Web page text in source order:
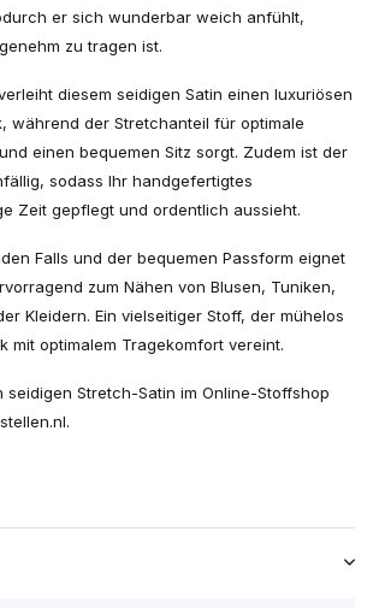
er sich wunderbar weich anfühlt,
zu tragen ist.
diesem seidigen Satin einen luxuriösen
während der Stretchanteil für optimale
einen bequemen Sitz sorgt. Zudem ist der
sodass Ihr handgefertigtes
Zeit gepflegt und ordentlich aussieht.
Falls und der bequemen Passform eignet
zum Nähen von Blusen, Tuniken,
Kleidern. Ein vielseitiger Stoff, der mühelos
mit optimalem Tragekomfort vereint.
seidigen Stretch-Satin im Online-Stoffshop